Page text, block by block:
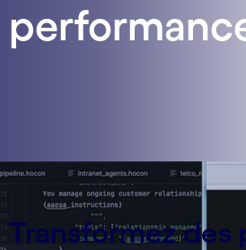
Transformez des